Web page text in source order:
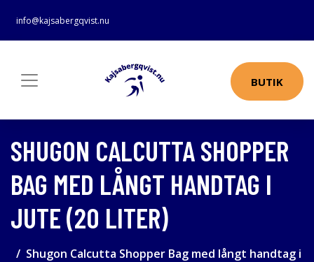
info@kajsabergqvist.nu
BUTIK
SHUGON CALCUTTA SHOPPER
BAG MED LÅNGT HANDTAG I
JUTE (20 LITER)
Shugon Calcutta Shopper Bag med långt handtag i